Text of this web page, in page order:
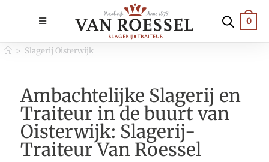
0
> Slagerij Oisterwijk
Ambachtelijke Slagerij en
Traiteur in de buurt van
Oisterwijk: Slagerij-
Traiteur Van Roessel